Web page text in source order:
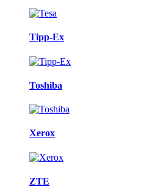
Tipp-Ex
Toshiba
Xerox
ZTE